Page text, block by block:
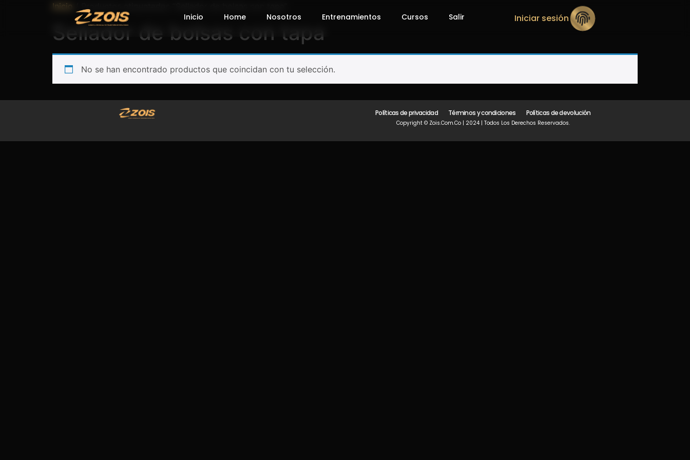
Inicio Home Nosotros Entrenamientos Cursos Salir Iniciar sesión
Inicio / Productos etiquetados “Sellador de bolsas con tapa”
Sellador de bolsas con tapa
No se han encontrado productos que coincidan con tu selección.
Políticas de privacidad Términos y condiciones Políticas de devolución
Copyright © Zois.com.co | 2024 | Todos Los Derechos Reservados.